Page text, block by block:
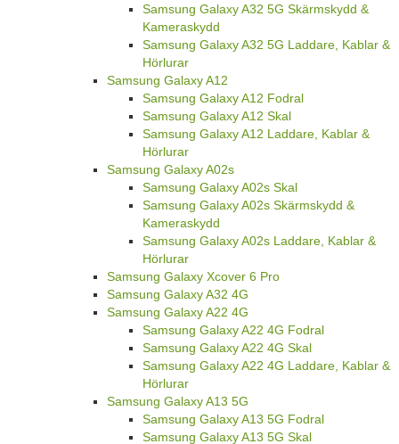
Samsung Galaxy A32 5G Skärmskydd &
Kameraskydd
Samsung Galaxy A32 5G Laddare, Kablar &
Hörlurar
Samsung Galaxy A12
Samsung Galaxy A12 Fodral
Samsung Galaxy A12 Skal
Samsung Galaxy A12 Laddare, Kablar &
Hörlurar
Samsung Galaxy A02s
Samsung Galaxy A02s Skal
Samsung Galaxy A02s Skärmskydd &
Kameraskydd
Samsung Galaxy A02s Laddare, Kablar &
Hörlurar
Samsung Galaxy Xcover 6 Pro
Samsung Galaxy A32 4G
Samsung Galaxy A22 4G
Samsung Galaxy A22 4G Fodral
Samsung Galaxy A22 4G Skal
Samsung Galaxy A22 4G Laddare, Kablar &
Hörlurar
Samsung Galaxy A13 5G
Samsung Galaxy A13 5G Fodral
Samsung Galaxy A13 5G Skal